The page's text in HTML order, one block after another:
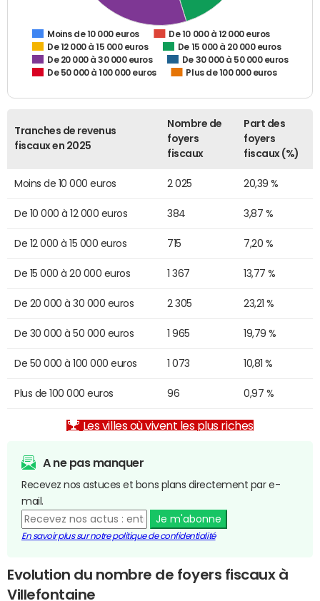
Moins de 10 000 euros
De 10 000 à 12 000 euros
De 12 000 à 15 000 euros
De 15 000 à 20 000 euros
De 20 000 à 30 000 euros
De 30 000 à 50 000 euros
De 50 000 à 100 000 euros
Plus de 100 000 euros
Tranches de revenus
fiscaux en 2025
Nombre de
foyers
fiscaux
Part des
foyers
fiscaux (%)
Moins de 10 000 euros 2 025 20,39 %
De 10 000 à 12 000 euros 384 3,87 %
De 12 000 à 15 000 euros 715 7,20 %
De 15 000 à 20 000 euros 1 367 13,77 %
De 20 000 à 30 000 euros 2 305 23,21 %
De 30 000 à 50 000 euros 1 965 19,79 %
De 50 000 à 100 000 euros 1 073 10,81 %
Plus de 100 000 euros 96 0,97 %
Les villes où vivent les plus riches
A ne pas manquer
Recevez nos astuces et bons plans directement par e-
mail.
Je m'abonne
En savoir plus sur notre politique de confidentialité
Evolution du nombre de foyers fiscaux à
Villefontaine